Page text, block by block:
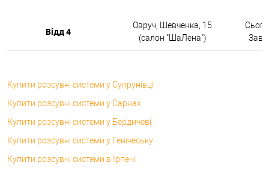
Відд 4
Овруч, Шевченка, 15
(салон "ШаЛена")
Купити розсувні системи у Супрунівці
Купити розсувні системи у Сарнах
Купити розсувні системи у Бердичеві
Купити розсувні системи у Генічеську
Купити розсувні системи в Ірпені